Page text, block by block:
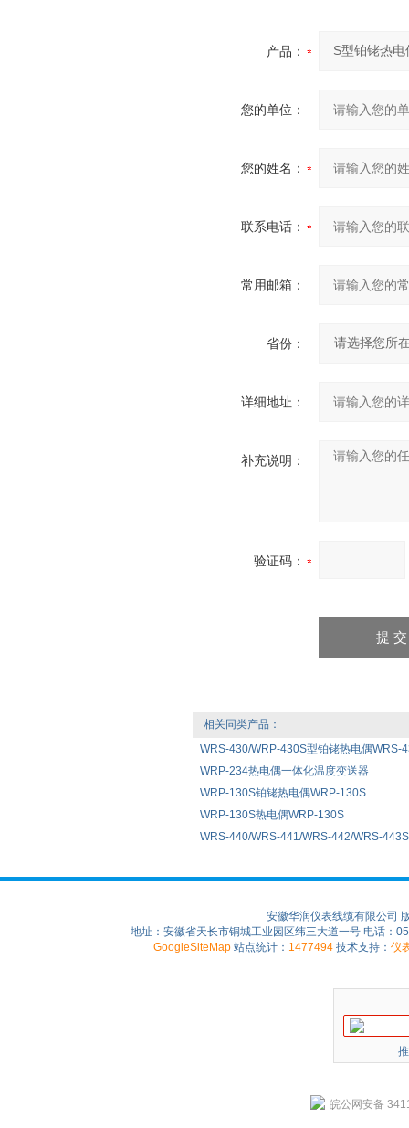
产品：
您的单位：
您的姓名：
联系电话：
常用邮箱：
省份：
详细地址：
补充说明：
验证码：
相关同类产品：
WRS-430/WRP-430S型铂铑热电偶WRS-
WRP-234热电偶一体化温度变送器
WRP-130S铂铑热电偶WRP-130S
WRP-130S热电偶WRP-130S
WRS-440/WRS-441/WRS-442/WRS-
安徽华润仪表线缆有限公司
地址：安徽省天长市铜城工业园区纬三大道一号 电话：
GoogleSiteMap 站点统计： 1477494 技术支持： 仪
皖公网安备